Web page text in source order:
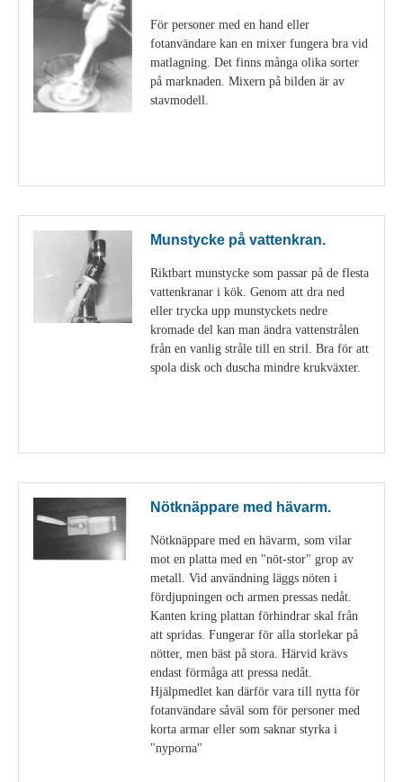
För personer med en hand eller
fotanvändare kan en mixer fungera bra vid
matlagning. Det finns många olika sorter
på marknaden. Mixern på bilden är av
stavmodell.
Munstycke på vattenkran.
Riktbart munstycke som passar på de flesta
vattenkranar i kök. Genom att dra ned
eller trycka upp munstyckets nedre
kromade del kan man ändra vattenstrålen
från en vanlig stråle till en stril. Bra för att
spola disk och duscha mindre krukväxter.
Nötknäppare med hävarm.
Nötknäppare med en hävarm, som vilar
mot en platta med en "nöt-stor" grop av
metall. Vid användning läggs nöten i
fördjupningen och armen pressas nedåt.
Kanten kring plattan förhindrar skal från
att spridas. Fungerar för alla storlekar på
nötter, men bäst på stora. Härvid krävs
endast förmåga att pressa nedåt.
Hjälpmedlet kan därför vara till nytta för
fotanvändare såväl som för personer med
korta armar eller som saknar styrka i
"nyporna"